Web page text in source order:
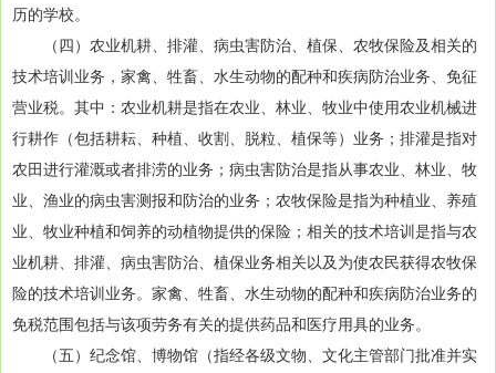
历的学校。
（四）农业机耕、排灌、病虫害防治、植保、农牧保险及相关的
技术培训业务，家禽、牲畜、水生动物的配种和疾病防治业务、免征
营业税。其中：农业机耕是指在农业、林业、牧业中使用农业机械进
行耕作（包括耕耘、种植、收割、脱粒、植保等）业务；排灌是指对
农田进行灌溉或者排涝的业务；病虫害防治是指从事农业、林业、牧
业、渔业的病虫害测报和防治的业务；农牧保险是指为种植业、养殖
业、牧业种植和饲养的动植物提供的保险；相关的技术培训是指与农
业机耕、排灌、病虫害防治、植保业务相关以及为使农民获得农牧保
险的技术培训业务。家禽、牲畜、水生动物的配种和疾病防治业务的
免税范围包括与该项劳务有关的提供药品和医疗用具的业务。
（五）纪念馆、博物馆（指经各级文物、文化主管部门批准并实